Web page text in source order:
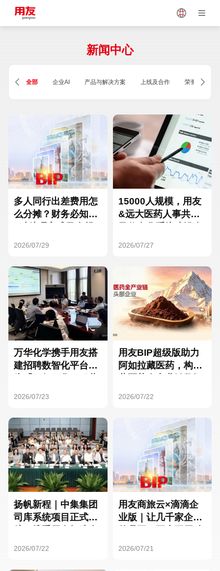
Vietnam
Singapore Malaysia
Thailand
Turkey
Hungary Mexico
Hong Kong Macau
新闻中心
全部 企业AI 产品与解决方案 上线及合作 荣誉及资质
多人同行出差费用怎
么分摊？财务必知的
2026/07/29
15000人规模，用友
&远大医药人事共享
2026/07/27
万华化学携手用友搭
建招聘数智化平台，
2026/07/23
用友BIP超级版助力
阿如拉藏医药，构建
2026/07/22
扬帆新程｜中集集团
司库系统项目正式启
2026/07/22
用友商旅云×滴滴企
业版｜让几千家企业
2026/07/21